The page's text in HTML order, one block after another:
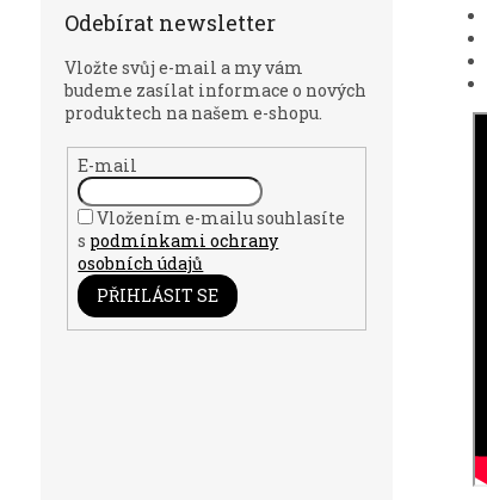
Odebírat newsletter
Vložte svůj e-mail a my vám
budeme zasílat informace o nových
produktech na našem e-shopu.
E-mail
Vložením e-mailu souhlasíte
s podmínkami ochrany
osobních údajů
PŘIHLÁSIT SE